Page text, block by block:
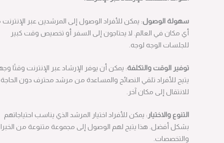
الوصول : يمكن للأفراد الوصول إلى المرشدين عبر الإنترنت من
أي مكان في العالم. لا يحتاجون إلى السفر أو تخصيص وقت كبير
للجلسات الوجه لوجه.
الوقت والتكلفة : يمكن أن يوفر الإرشاد عبر الإنترنت وقتًا وجهدًا.
يتيح للأفراد تلقي النصائح والمساعدة من مرشد محترف دون الحاجة
للانتقال إلى مكان آخر.
والاختيار : يمكن للأفراد اختيار المرشد الذي يناسب احتياجاتهم
بشكل أفضل. هذا يتيح لهم الوصول إلى مجموعة متنوعة من الخبرات
والتخصصات.